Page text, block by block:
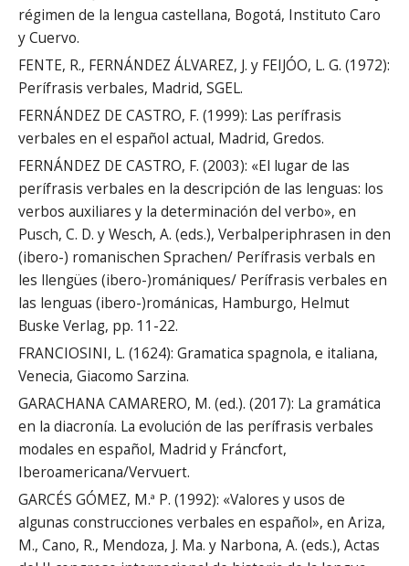
régimen de la lengua castellana, Bogotá, Instituto Caro
y Cuervo.
FENTE, R., FERNÁNDEZ ÁLVAREZ, J. y FEIJÓO, L. G. (1972):
Perífrasis verbales, Madrid, SGEL.
FERNÁNDEZ DE CASTRO, F. (1999): Las perífrasis
verbales en el español actual, Madrid, Gredos.
FERNÁNDEZ DE CASTRO, F. (2003): «El lugar de las
perífrasis verbales en la descripción de las lenguas: los
verbos auxiliares y la determinación del verbo», en
Pusch, C. D. y Wesch, A. (eds.), Verbalperiphrasen in den
(ibero-) romanischen Sprachen/ Perífrasis verbals en
les llengües (ibero-)romániques/ Perífrasis verbales en
las lenguas (ibero-)románicas, Hamburgo, Helmut
Buske Verlag, pp. 11-22.
FRANCIOSINI, L. (1624): Gramatica spagnola, e italiana,
Venecia, Giacomo Sarzina.
GARACHANA CAMARERO, M. (ed.). (2017): La gramática
en la diacronía. La evolución de las perífrasis verbales
modales en español, Madrid y Fráncfort,
Iberoamericana/Vervuert.
GARCÉS GÓMEZ, M.ª P. (1992): «Valores y usos de
algunas construcciones verbales en español», en Ariza,
M., Cano, R., Mendoza, J. Ma. y Narbona, A. (eds.), Actas